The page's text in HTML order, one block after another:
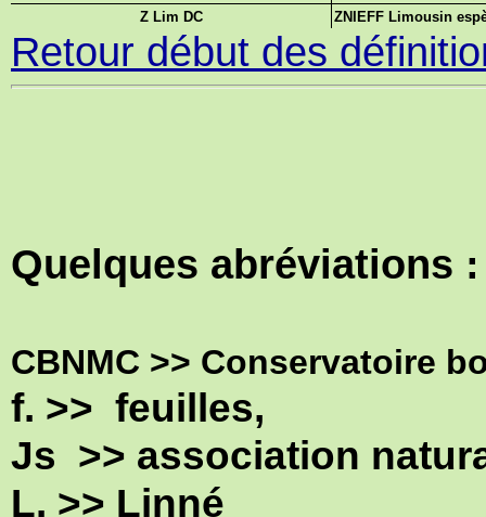
Z Lim DC
ZNIEFF Limousin
Retour début des
Quelques abréviations :
CBNMC >> Conservatoire
f. >> feuilles,
Js >> association
L. >> Linné